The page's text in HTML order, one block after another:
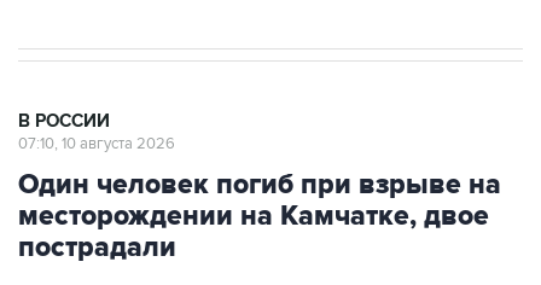
В РОССИИ
07:10, 10 августа 2026
Один человек погиб при взрыве на
месторождении на Камчатке, двое
пострадали